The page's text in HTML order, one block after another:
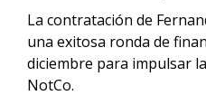
La contratación de
una exitosa ronda de
diciembre para impulsar
NotCo.